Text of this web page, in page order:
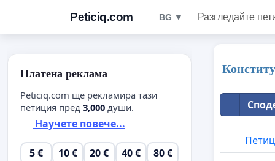
Peticiq.com BG ▼ Разгледайте
Платена реклама
Peticiq.com ще рекламира тази
петиция пред 3,000 души.
Научете повече...
5 € 10 € 20 € 40 € 80 €